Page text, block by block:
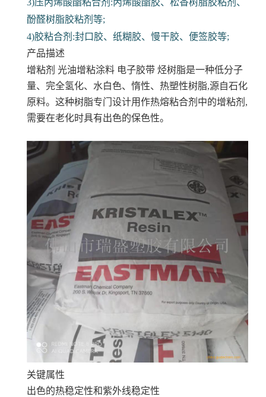
3)压丙烯酸酯粘合剂:丙烯酸酯胶、松香树脂胶粘剂、
酚醛树脂胶粘剂等;
4)胶粘合剂:封口胶、纸糊胶、慢干胶、便签胶等;
产品描述
增粘剂 光油增粘涂料 电子胶带 烃树脂是一种低分子
量、完全氢化、水白色、惰性、热塑性树脂,源自石化
原料。这种树脂专门设计用作热熔粘合剂中的增粘剂,
需要在老化时具有出色的保色性。
关键属性
出色的热稳定性和紫外线稳定性